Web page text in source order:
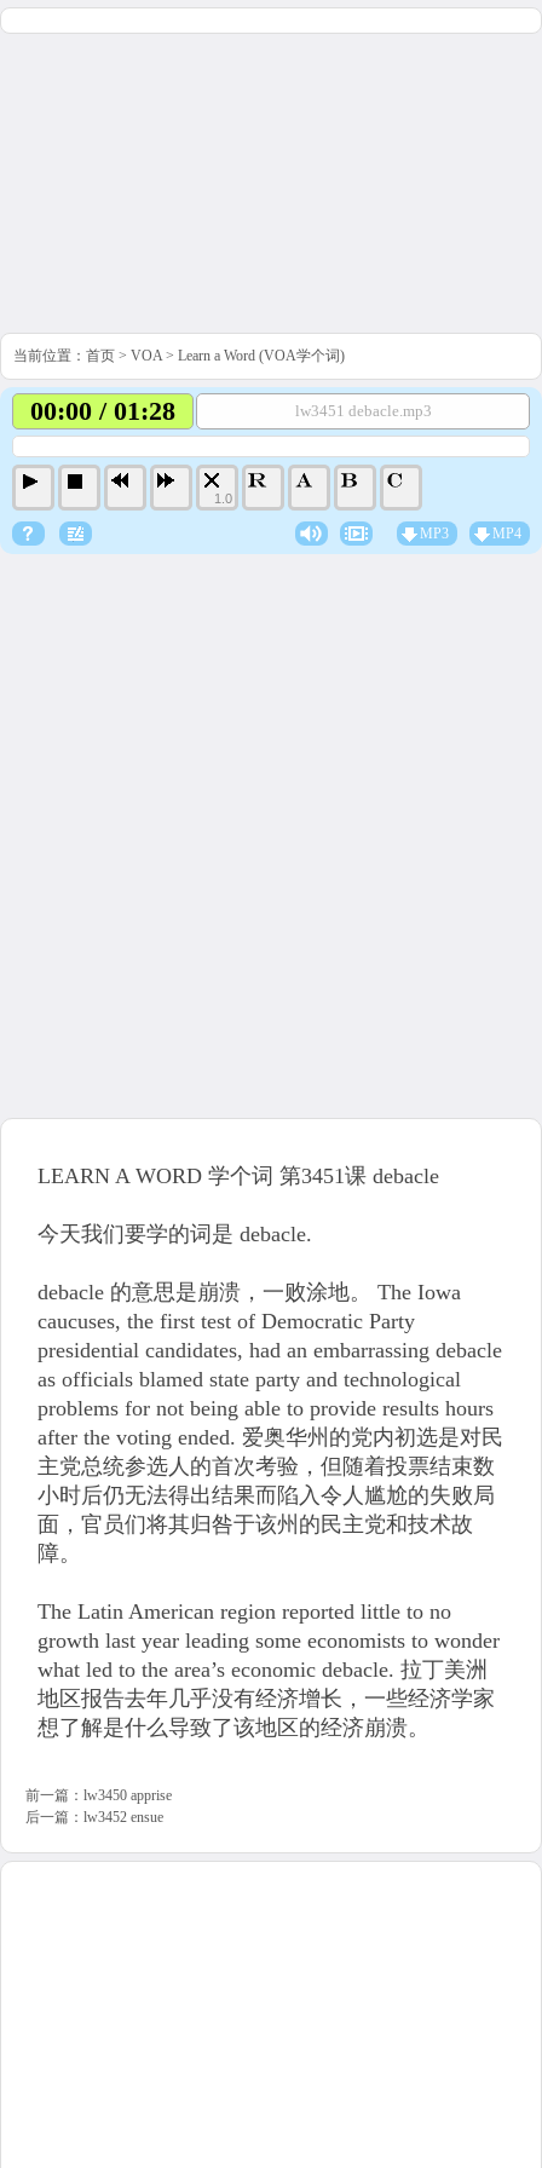
当前位置： 首页 > VOA> Learn a Word (VOA学个词)
00:00 / 01:28 lw3451 debacle.mp3
1.0
MP3 MP4
LEARN A WORD 学个词 第3451课 debacle
今天我们要学的词是 debacle.
debacle 的意思是崩溃，一败涂地。 The Iowa
caucuses, the first test of Democratic Party
presidential candidates, had an embarrassing debacle
as officials blamed state party and technological
problems for not being able to provide results hours
after the voting ended. 爱奥华州的党内初选是对民
主党总统参选人的首次考验，但随着投票结束数
小时后仍无法得出结果而陷入令人尴尬的失败局
面，官员们将其归咎于该州的民主党和技术故
障。
The Latin American region reported little to no
growth last year leading some economists to wonder
what led to the area’s economic debacle. 拉丁美洲
地区报告去年几乎没有经济增长，一些经济学家
想了解是什么导致了该地区的经济崩溃。
前一篇： lw3450 apprise
后一篇： lw3452 ensue